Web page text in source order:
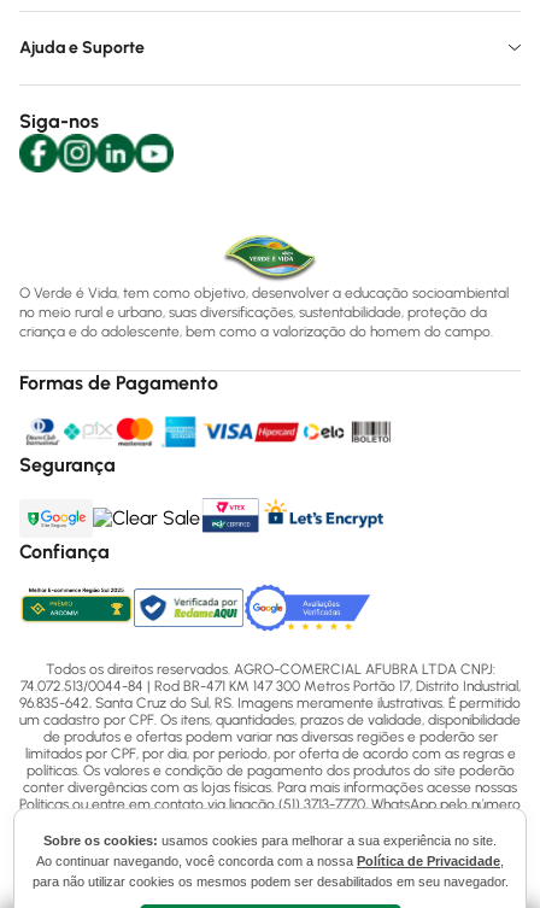
Sobre os cookies: usamos cookies para melhorar a sua experiência no site.
Ao continuar navegando, você concorda com a nossa Política de Privacidade
para não utilizar cookies os mesmos podem ser desabilitados em seu navegador.
Ajuda e Suporte
Siga-nos
O Verde é Vida, tem como objetivo, desenvolver a educação socioambiental
no meio rural e urbano, suas diversificações, sustentabilidade, proteção da
criança e do adolescente, bem como a valorização do homem do campo.
Formas de Pagamento
Segurança
Confiança
Todos os direitos reservados. AGRO-COMERCIAL AFUBRA LTDA CNPJ:
74.072.513/0044-84 | Rod BR-471 KM 147 300 Metros Portão 17, Distrito Industrial,
96.835-642, Santa Cruz do Sul, RS. Imagens meramente ilustrativas. É permitido
um cadastro por CPF. Os itens, quantidades, prazos de validade, disponibilidade
de produtos e ofertas podem variar nas diversas regiões e poderão ser
limitados por CPF, por dia, por período, por oferta de acordo com as regras e
políticas. Os valores e condição de pagamento dos produtos do site poderão
conter divergências com as lojas físicas. Para mais informações acesse nossas
Políticas ou entre em contato via ligação (51) 3713-7770, WhatsApp pelo número